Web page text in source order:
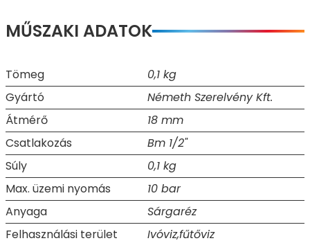
MŰSZAKI ADATOK
Tömeg
0,1 kg
Gyártó
Németh Szerelvény Kft.
Átmérő
18 mm
Csatlakozás
Bm 1/2"
Súly
0,1 kg
Max. üzemi nyomás
10 bar
Anyaga
Sárgaréz
Felhasználási terület
Ivóviz,fűtőviz